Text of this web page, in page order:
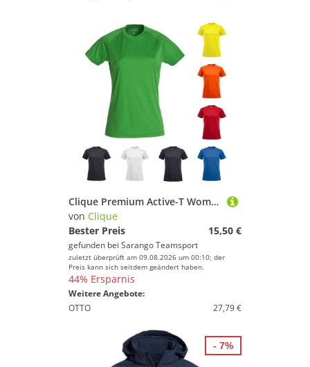
Clique Premium Active-T Women Damen
von Clique
Bester Preis
15,50 €
gefunden bei Sarango Teamsport
zuletzt überprüft am 09.08.2026 um 00:10; der
Preis kann sich seitdem geändert haben.
44% Ersparnis
Weitere Angebote:
OTTO
27,79 €
- 7%